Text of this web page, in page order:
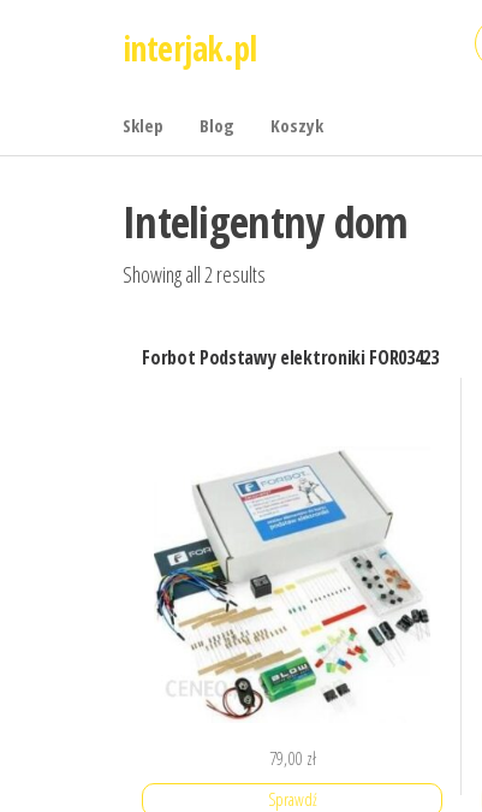
interjak.pl
Sklep Blog Koszyk
Inteligentny dom
Showing all 2 results
Forbot Podstawy elektroniki FOR03423
79,00 zł
Sprawdź